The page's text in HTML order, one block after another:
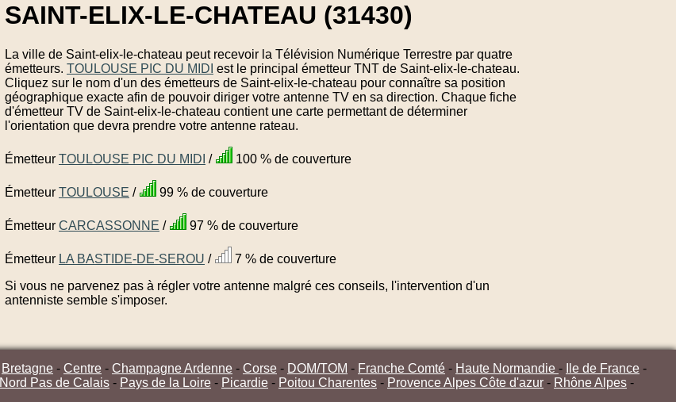
SAINT-ELIX-LE-CHATEAU (31430)
La ville de Saint-elix-le-chateau peut recevoir la Télévision Numérique Terrestre par quatre
émetteurs. TOULOUSE PIC DU MIDI est le principal émetteur TNT de Saint-elix-le-chateau.
Cliquez sur le nom d'un des émetteurs de Saint-elix-le-chateau pour connaître sa position
géographique exacte afin de pouvoir diriger votre antenne TV en sa direction. Chaque fiche
d'émetteur TV de Saint-elix-le-chateau contient une carte permettant de déterminer
l'orientation que devra prendre votre antenne rateau.
Émetteur TOULOUSE PIC DU MIDI / 100 % de couverture
Émetteur TOULOUSE / 99 % de couverture
Émetteur CARCASSONNE / 97 % de couverture
Émetteur LA BASTIDE-DE-SEROU /
7 % de couverture
Si vous ne parvenez pas à régler votre antenne malgré ces conseils, l'intervention d'un
antenniste semble s'imposer.
Bretagne - Centre - Champagne Ardenne - Corse - DOM/TOM - Franche Comté - Haute Normandie - Ile de France -
Nord Pas de Calais - Pays de la Loire - Picardie - Poitou Charentes - Provence Alpes Côte d'azur - Rhône Alpes -